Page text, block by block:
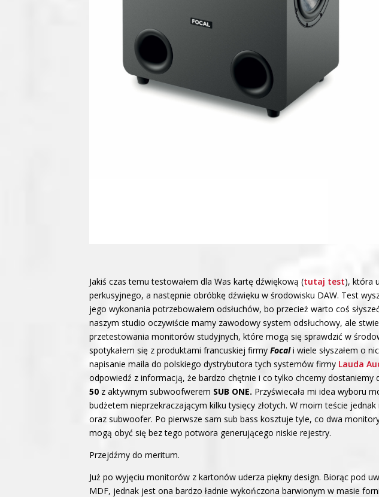
Jakiś czas temu testowałem dla Was kartę dźwiękową (tutaj test), która
perkusyjnego, a następnie obróbkę dźwięku w środowisku DAW. Test
jego wykonania potrzebowałem odsłuchów, bo przecież warto coś
naszym studio oczywiście mamy zawodowy system odsłuchowy, ale
przetestowania monitorów studyjnych, które mogą się sprawdzić w
spotykałem się z produktami francuskiej firmyFocal i wiele słyszałem o
napisanie maila do polskiego dystrybutora tych systemów firmy Lauda
odpowiedź z informacją, że bardzo chętnie i co tylko chcemy dostaniemy
50 z aktywnym subwoofwerem SUB ONE. Przyświecała mi idea wyboru
budżetem nieprzekraczającym kilku tysięcy złotych. W moim teście
oraz subwoofer. Po pierwsze sam sub bass kosztuje tyle, co dwa
mogą obyć się bez tego potwora generującego niskie rejestry.
Przejdźmy do meritum.
Już po wyjęciu monitorów z kartonów uderza piękny design. Biorąc pod
MDF, jednak jest ona bardzo ładnie wykończona barwionym w masie